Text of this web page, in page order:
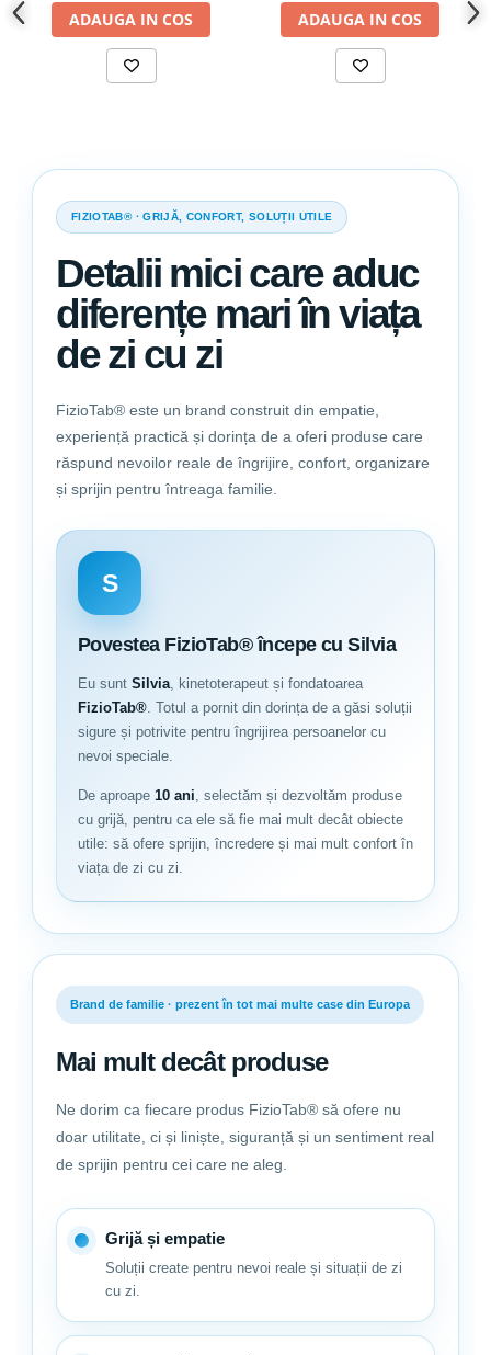
ADAUGA IN COS ADAUGA IN COS
FIZIOTAB® · GRIJĂ, CONFORT, SOLUȚII UTILE
Detalii mici care aduc
diferențe mari în viața
de zi cu zi
FizioTab® este un brand construit din empatie,
experiență practică și dorința de a oferi produse care
răspund nevoilor reale de îngrijire, confort, organizare
și sprijin pentru întreaga familie.
S
Povestea FizioTab® începe cu Silvia
Eu sunt Silvia, kinetoterapeut și fondatoarea
FizioTab®. Totul a pornit din dorința de a găsi soluții
sigure și potrivite pentru îngrijirea persoanelor cu
nevoi speciale.
De aproape 10 ani, selectăm și dezvoltăm produse
cu grijă, pentru ca ele să fie mai mult decât obiecte
utile: să ofere sprijin, încredere și mai mult confort în
viața de zi cu zi.
Brand de familie · prezent în tot mai multe case din Europa
Mai mult decât produse
Ne dorim ca fiecare produs FizioTab® să ofere nu
doar utilitate, ci și liniște, siguranță și un sentiment real
de sprijin pentru cei care ne aleg.
Grijă și empatie
Soluții create pentru nevoi reale și situații de zi
cu zi.